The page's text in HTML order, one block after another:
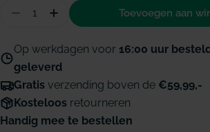
Hoeveelheid
Aantal verminderen voor
Hoeveelheid verhogen
Toevoegen aan
Op werkdagen voor 16:00 uur
geleverd
Gratis verzending boven de €59,99,-
Kosteloos retourneren
Handig mee te bestellen